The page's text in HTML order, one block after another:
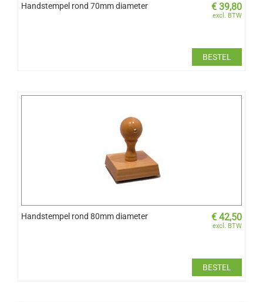
Handstempel rond 70mm diameter € 39,80
excl. BTW
BESTEL
Handstempel rond 80mm diameter € 42,50
excl. BTW
BESTEL